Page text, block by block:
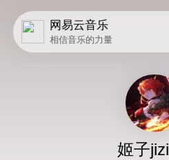
网易云音乐
相信音乐的力量
姬子jizi